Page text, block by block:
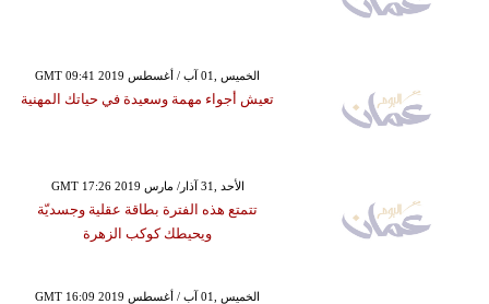
GMT 09:41 2019 الخميس ,01 آب / أغسطس
تعيش أجواء مهمة وسعيدة في حياتك المهنية
GMT 17:26 2019 الأحد ,31 آذار/ مارس
تتمتع هذه الفترة بطاقة عقلية وجسديّة
ويحيطك كوكب الزهرة
GMT 16:09 2019 الخميس ,01 آب / أغسطس